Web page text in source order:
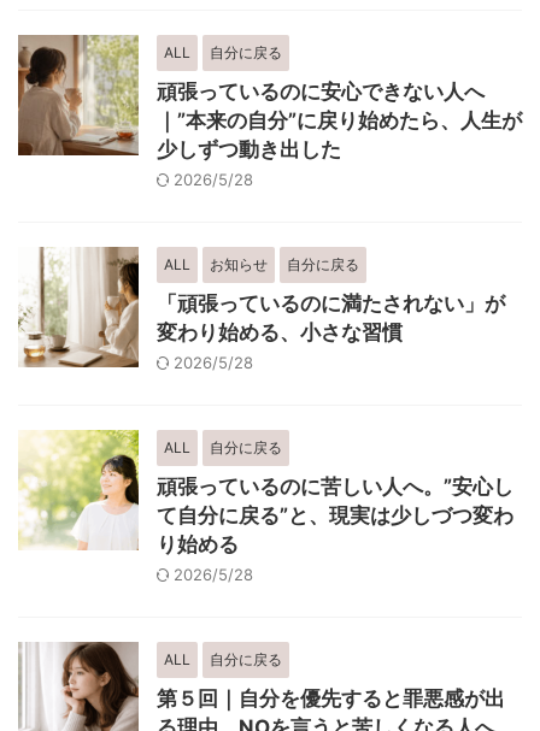
ALL 自分に戻る
頑張っているのに安心できない人へ
｜”本来の自分”に戻り始めたら、人生が
少しずつ動き出した
2026/5/28
ALL お知らせ 自分に戻る
「頑張っているのに満たされない」が
変わり始める、小さな習慣
2026/5/28
ALL 自分に戻る
頑張っているのに苦しい人へ。”安心し
て自分に戻る”と、現実は少しづつ変わ
り始める
2026/5/28
ALL 自分に戻る
第５回｜自分を優先すると罪悪感が出